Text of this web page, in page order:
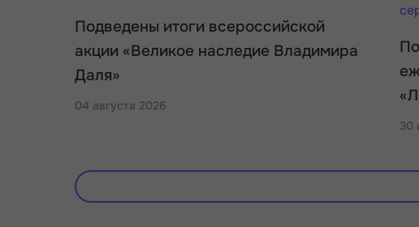
Подведены итоги всероссийской
акции «Великое наследие Владимира
Даля»
04 августа 2026
30